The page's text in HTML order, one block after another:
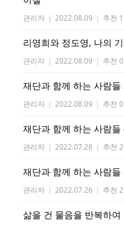
관리자 | 2022.08.09 | 추천 1
리영희와 정도영, 나의
관리자 | 2022.08.09 | 추천 0
재단과 함께 하는 사람
관리자 | 2022.08.09 | 추천 0
재단과 함께 하는 사람
관리자 | 2022.07.28 | 추천 2
재단과 함께 하는 사람
관리자 | 2022.07.26 | 추천 2
삶을 건 물음을 반복하